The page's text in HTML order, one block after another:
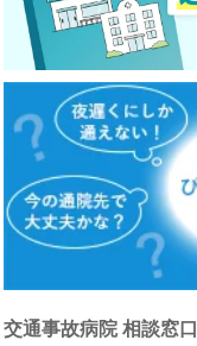
交通事故病院 相談窓口